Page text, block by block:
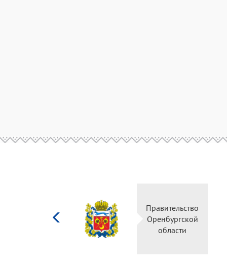
Правительство
Оренбургской
области